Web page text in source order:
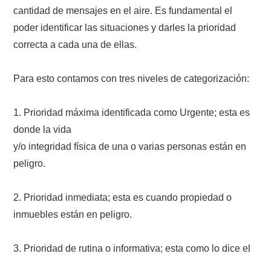
cantidad de mensajes en el aire. Es fundamental el
poder identificar las situaciones y darles la prioridad
correcta a cada una de ellas.
Para esto contamos con tres niveles de categorización:
1. Prioridad máxima identificada como Urgente; esta es
donde la vida
y/o integridad física de una o varias personas están en
peligro.
2. Prioridad inmediata; esta es cuando propiedad o
inmuebles están en peligro.
3. Prioridad de rutina o informativa; esta como lo dice el